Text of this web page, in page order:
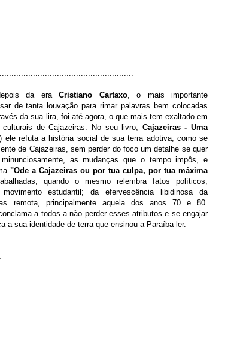
da eraCristiano Cartaxo, o mais importante
de tanta louvação para rimar palavras bem colocadas
da sua lira, foi até agora, o que mais tem exaltado em
de Cajazeiras. No seu livro, Cajazeiras - Uma
) ele refuta a história social de sua terra adotiva, como se
de Cajazeiras, sem perder do foco um detalhe se quer
as mudanças que o tempo impôs, e
"Ode a Cajazeiras ou por tua culpa, por tua máxima
quando o mesmo relembra fatos políticos;
estudantil; da efervescência libidinosa da
remota, principalmente aquela dos anos 70 e 80.
a todos a não perder esses atributos e se engajar
a sua identidade de terra que ensinou a Paraíba ler.